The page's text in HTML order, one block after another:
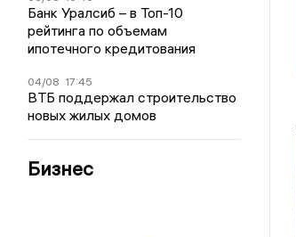
Банк Уралсиб – в Топ-10
рейтинга по объемам
ипотечного кредитования
04/08 17:45
ВТБ поддержал строительство
новых жилых домов
Бизнес